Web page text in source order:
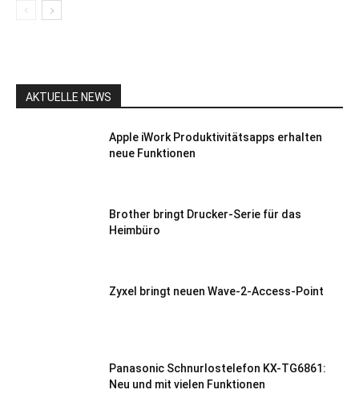
AKTUELLE NEWS
Apple iWork Produktivitätsapps erhalten
neue Funktionen
Brother bringt Drucker-Serie für das
Heimbüro
Zyxel bringt neuen Wave-2-Access-Point
Panasonic Schnurlostelefon KX-TG6861:
Neu und mit vielen Funktionen